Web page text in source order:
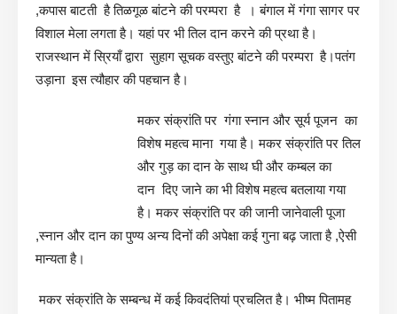
,कपास बाटती है तिळगूळ बांटने की परम्परा है । बंगाल में गंगा सागर पर
विशाल मेला लगता है। यहां पर भी तिल दान करने की प्रथा है।
राजस्थान में स्रियाँ द्वारा सुहाग सूचक वस्तुए बांटने की परम्परा है।पतंग
उड़ाना इस त्यौहार की पहचान है।
मकर संक्रांति पर गंगा स्नान और सूर्य पूजन का
विशेष महत्व माना गया है। मकर संक्रांति पर तिल
और गुड़ का दान के साथ घी और कम्बल का
दान दिए जाने का भी विशेष महत्व बतलाया गया
है। मकर संक्रांति पर की जानी जानेवाली पूजा
,स्नान और दान का पुण्य अन्य दिनों की अपेक्षा कई गुना बढ़ जाता है ,ऐसी
मान्यता है।
मकर संक्रांति के सम्बन्ध में कई किवदंतियां प्रचलित है। भीष्म पितामह